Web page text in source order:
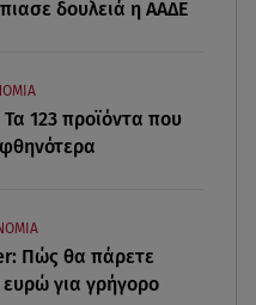
η πληρότητα για
δουλειά η ΑΑΔΕ
123 προϊόντα που
Πώς θα πάρετε
για γρήγορο